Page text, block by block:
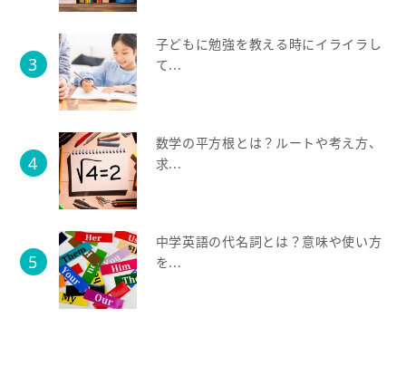
子どもに勉強を教える時にイライラし
て...
数学の平方根とは？ルートや考え方、
求...
中学英語の代名詞とは？意味や使い方
を...